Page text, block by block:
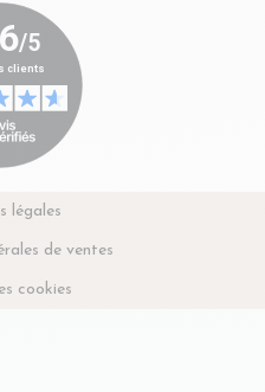
légales
de ventes
cookies